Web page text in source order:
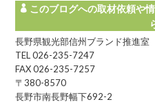
このブログへの取材依頼や
長野県観光部信州ブランド推進室
TEL 026-235-7247
FAX 026-235-7257
〒380-8570
長野市南長野幅下692-2